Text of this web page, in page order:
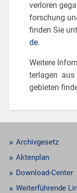
ver­lo­ren
for­schung
fin­den Sie
de.
Wei­te­re
ter­la­gen aus
ge­bie­ten
Archivgesetz
Aktenplan
Download-Center
Weiterführende